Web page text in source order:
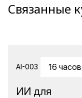
Связанные
AI-003 16 часов
ИИ для